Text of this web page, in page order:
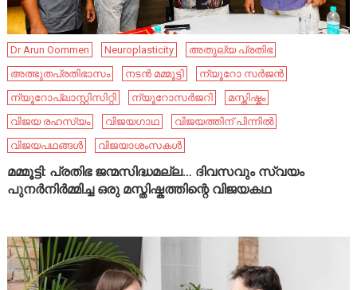
Dr Arun Oommen Neuroplasticity
അതുല്യ പ്രതിഭ
അത്ഭുതപ്രതിഭാസം
നടൻ മമ്മൂട്ടി
ന്യൂറോ സർജൻ
ന്യൂറോപ്ലാസ്റ്റിസിറ്റി
ന്യൂറോസർജറി
മസ്തിഷ്കം
വിജയ രഹസ്യം
വിജയഗാഥ
വിജയത്തിന് പിന്നിൽ
വിജയപഥങ്ങൾ
വിജയാശംസകൾ
മമ്മൂട്ടി: പ്രതിഭ ജന്മസിദ്ധമല്ല… ദിവസവും സ്വയം
പുനർനിർമ്മിച്ച ഒരു മസ്തിഷ്കത്തിന്റെ വിജയകഥ